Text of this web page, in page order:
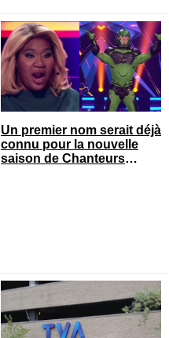
Un premier nom serait déjà
connu pour la nouvelle
saison de Chanteurs